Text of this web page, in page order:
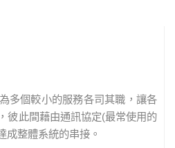
多個較小的服務各司其職，讓各
彼此間藉由通訊協定(最常使用的
成整體系統的串接。